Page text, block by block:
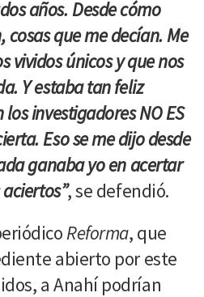
años. Desde cómo
cosas que me decían. Me
vividos únicos y que nos
Y estaba tan feliz
investigadores NO ES
Eso se me dijo desde
ganaba yo en acertar
, se defendió.
Reforma, que
abierto por este
a Anahí podrían